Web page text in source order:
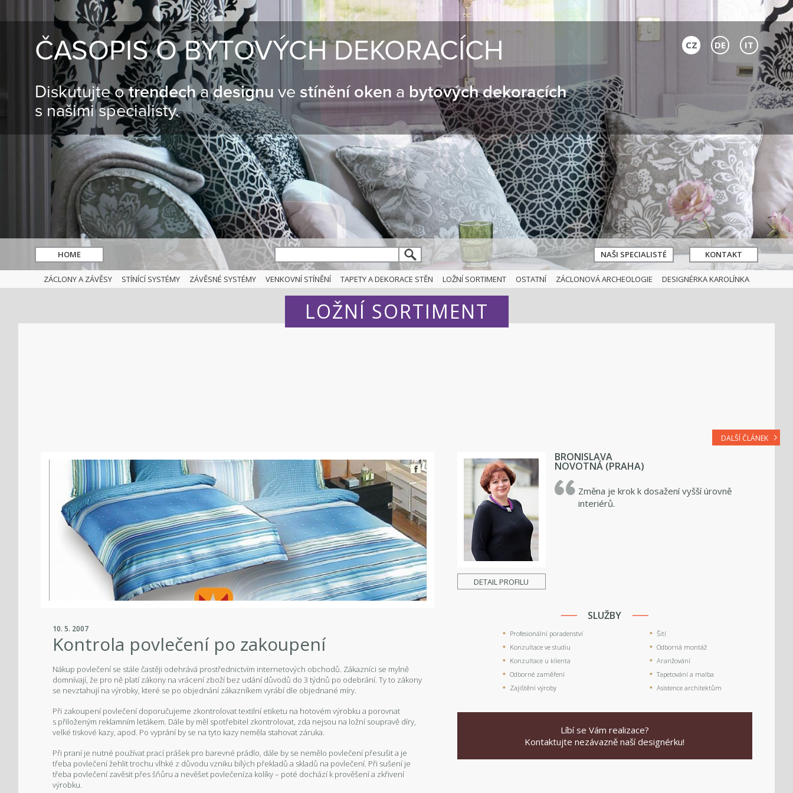
ČASOPIS O BYTOVÝCH DEKORACÍCH
Diskutujte otrendechadesignu ve stínění oken a bytových dekoracích
s našimi specialisty.
CZ DE IT
HOME NAŠI SPECIALISTÉ KONTAKT
ZÁCLONY A ZÁVĚSY STÍNÍCÍ SYSTÉMY ZÁVĚSNÉ SYSTÉMY VENKOVNÍ STÍNĚNÍ TAPETY A DEKORACE STĚN LOŽNÍ SORTIMENT OSTATNÍ ZÁCLONOVÁ ARCHEOLOGIE DESIGNÉRKA KAROLÍNKA
LOŽNÍ SORTIMENT
DALŠÍ ČLÁNEK
10. 5. 2007
Kontrola povlečení po zakoupení
Nákup povlečení se stále častěji odehrává prostřednictvím internetových obchodů. Zákazníci se mylně
domnívají, že pro ně platí zákony na vrácení zboží bez udání důvodů do 3 týdnů po odebrání. Ty to zákony
se nevztahují na výrobky, které se po objednání zákazníkem vyrábí dle objednané míry.
Při zakoupení povlečení doporučujeme zkontrolovat textilní etiketu na hotovém výrobku a porovnat
s přiloženým reklamním letákem. Dále by měl spotřebitel zkontrolovat, zda nejsou na ložní soupravě díry,
velké tiskové kazy, apod. Po vyprání by se na tyto kazy neměla stahovat záruka.
Při praní je nutné používat prací prášek pro barevné prádlo, dále by se nemělo povlečení přesušit a je
třeba povlečení žehlit trochu vlhké z důvodu vzniku bílých překladů a skladů na povlečení. Při sušení je
třeba povlečení zavěsit přes šňůru a nevěšet povlečeníza kolíky – poté dochází k prověšení a zkřivení
výrobku.
DETAIL PROFILU
BRONISLAVA
NOVOTNÁ (PRAHA)
Změna je krok k dosažení vyšší úrovně
interiérů.
SLUŽBY
Profesionální poradenství
Konzultace ve studiu
Konzultace u klienta
Odborné zaměření
Zajištění výroby
Šití
Odborná montáž
Aranžování
Tapetování a malba
Asistence architektům
Líbí se Vám realizace?
Kontaktujte nezávazně naší designérku!